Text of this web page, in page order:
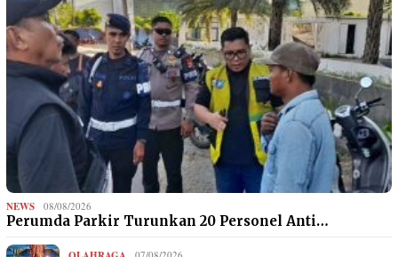
NEWS 08/08/2026
Perumda Parkir Turunkan 20 Personel Anti…